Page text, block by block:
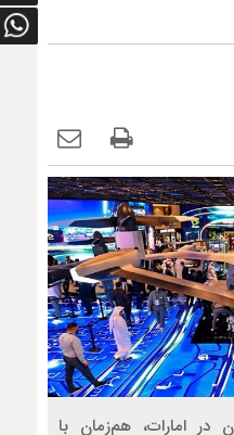
در امارات، هم‌زمان با